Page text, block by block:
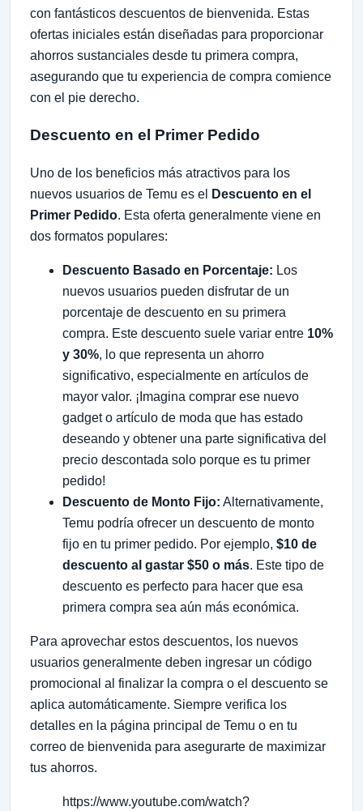
con fantásticos descuentos de bienvenida. Estas
ofertas iniciales están diseñadas para proporcionar
ahorros sustanciales desde tu primera compra,
asegurando que tu experiencia de compra comience
con el pie derecho.
Descuento en el Primer Pedido
Uno de los beneficios más atractivos para los
nuevos usuarios de Temu es el
Descuento en el
Primer Pedido. Esta oferta generalmente viene en
dos formatos populares:
Descuento Basado en Porcentaje: Los
nuevos usuarios pueden disfrutar de un
porcentaje de descuento en su primera
compra. Este descuento suele variar entre 10%
y 30%, lo que representa un ahorro
significativo, especialmente en artículos de
mayor valor. ¡Imagina comprar ese nuevo
gadget o artículo de moda que has estado
deseando y obtener una parte significativa del
precio descontada solo porque es tu primer
pedido!
Descuento de Monto Fijo: Alternativamente,
Temu podría ofrecer un descuento de monto
fijo en tu primer pedido. Por ejemplo, $10 de
descuento al gastar $50 o más. Este tipo de
descuento es perfecto para hacer que esa
primera compra sea aún más económica.
Para aprovechar estos descuentos, los nuevos
usuarios generalmente deben ingresar un código
promocional al finalizar la compra o el descuento se
aplica automáticamente. Siempre verifica los
detalles en la página principal de Temu o en tu
correo de bienvenida para asegurarte de maximizar
tus ahorros.
https://www.youtube.com/watch?